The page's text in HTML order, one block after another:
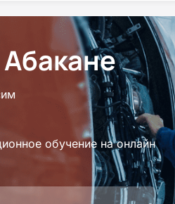
обучение на онлайн